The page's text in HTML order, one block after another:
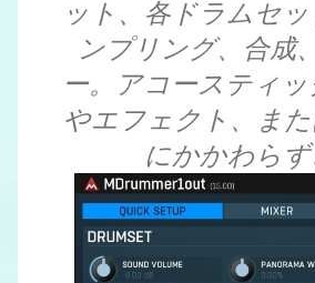
ット、各ドラムセ
ンプリング、合成
ー。アコースティ
やエフェクト、ま
にかかわら